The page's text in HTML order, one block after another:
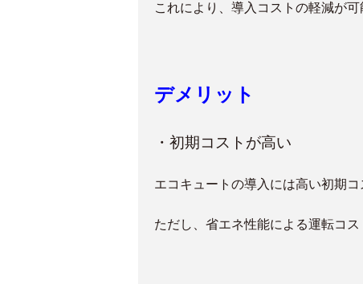
これにより、導入コストの軽減が可
デメリット
・初期コストが高い
エコキュートの導入には高い初期コ
ただし、省エネ性能による運転コ